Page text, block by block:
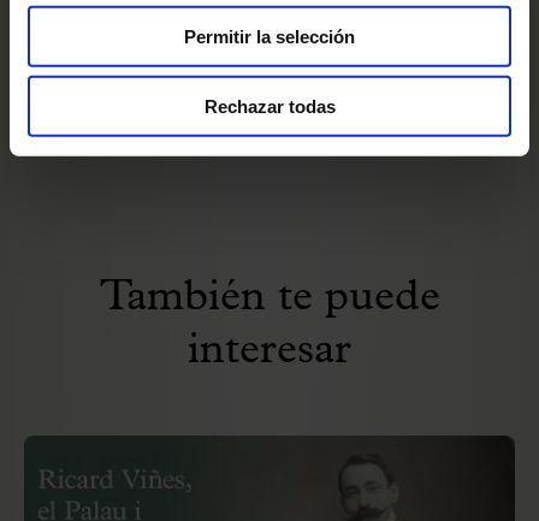
Permitir la selección
Rechazar todas
También te puede
interesar